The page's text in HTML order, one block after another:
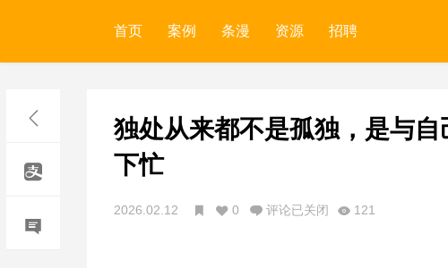
首页 案例 条漫 资源 招聘
独处从来都不是孤独，是与
下忙
2026.02.12 0 评论已关闭 121